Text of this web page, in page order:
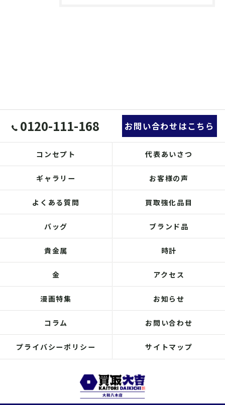
0120-111-168 お問い合わせはこちら
コンセプト 代表あいさつ
ギャラリー お客様の声
よくある質問 買取強化品目
バッグ ブランド品
貴金属 時計
金 アクセス
漫画特集 お知らせ
コラム お問い合わせ
プライバシーポリシー サイトマップ